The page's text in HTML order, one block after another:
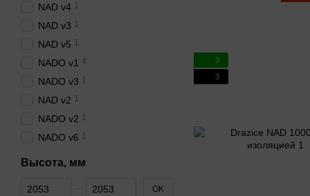
3
3
NAD v4 1
NAD v3 1
NAD v5 1
NADO v1 4
NADO v3 1
NAD v2 1
NADO v2 1
NADO v6 1
Высота, мм
От Высота, мм
До Высота, мм OK